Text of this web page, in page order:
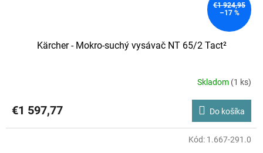
€1 924,95
–17 %
Kärcher - Mokro-suchý vysávač NT 65/2 Tact²
Skladom (1 ks)
€1 597,77 Do košíka
Kód: 1.667-291.0